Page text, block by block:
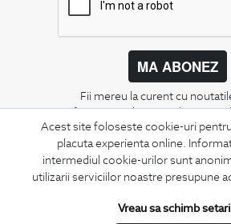
Acest site foloseste cookie-uri
placuta experienta online.
intermediul cookie-urilor sunt
utilizarii serviciilor noastre presupune
Vreau sa schimb
MA ABONEZ
Fii mereu la curent cu
oferte speciale si trenduri in
CONCIERGE
Termeni si conditii
Securitatea datelor